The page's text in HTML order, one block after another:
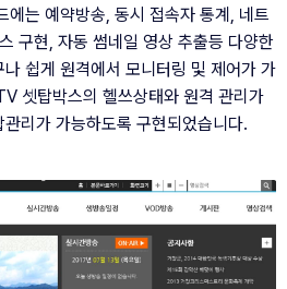
에는 예약방송, 동시 접속자 통계, 네트
구현, 자동 썸네일 영상 추출등 다양한
쉽게 원격에서 모니터링 및 제어가 가
셋탑박스의 헬쓰상태와 원격 관리가
리가 가능하도록 구현되었습니다.